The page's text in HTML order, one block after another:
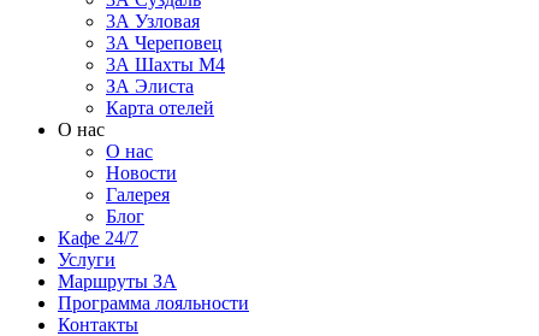
3А Узловая
3А Череповец
3А Шахты М4
ЗА Элиста
Карта отелей
О нас
О нас
Новости
Галерея
Блог
Кафе 24/7
Услуги
Маршруты ЗА
Программа лояльности
Контакты